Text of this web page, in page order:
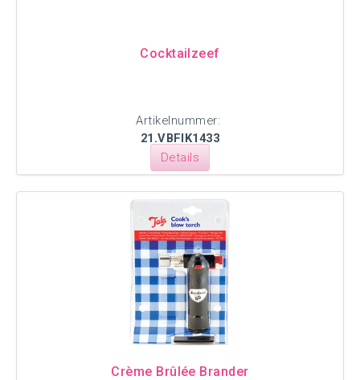
Cocktailzeef
Artikelnummer:
21.VBFIK1433
Details
Crème Brûlée Brander